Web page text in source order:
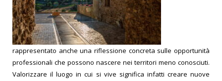
rappresentato anche una riflessione concreta sulle opportunità
professionali che possono nascere nei territori meno conosciuti.
Valorizzare il luogo in cui si vive significa infatti creare nuove